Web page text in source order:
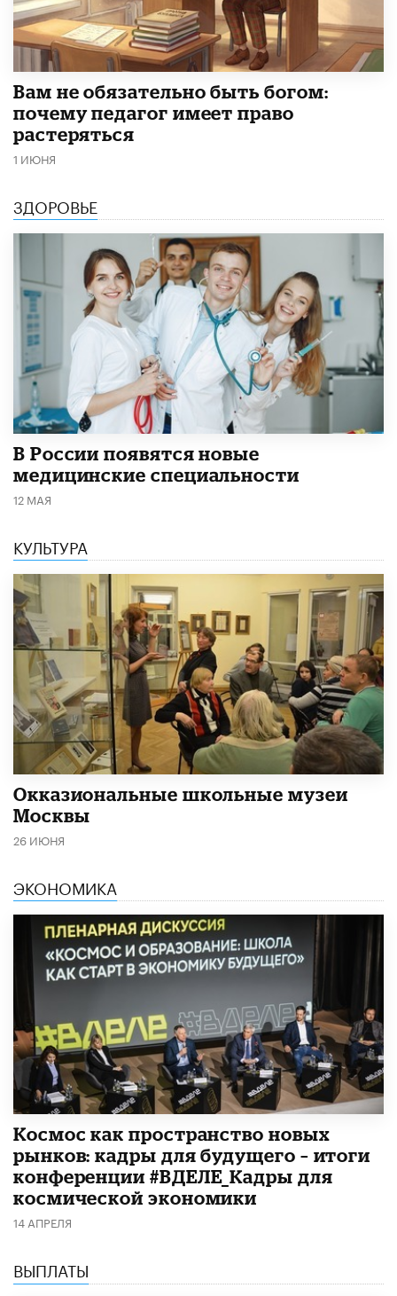
​Вам не обязательно быть богом:
почему педагог имеет право
растеряться
1 ИЮНЯ
ЗДОРОВЬЕ
В России появятся новые
медицинские специальности
12 МАЯ
КУЛЬТУРА
​Окказиональные школьные музеи
Москвы
26 ИЮНЯ
ЭКОНОМИКА
Космос как пространство новых
рынков: кадры для будущего – итоги
конференции #ВДЕЛЕ_Кадры для
космической экономики
14 АПРЕЛЯ
ВЫПЛАТЫ